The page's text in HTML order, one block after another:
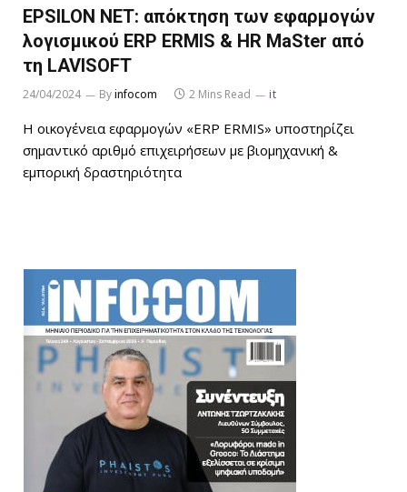
EPSILON NET: απόκτηση των εφαρμογών
λογισμικού ERP ERMIS & HR MaSter από
τη LAVISOFT
24/04/2024 Byinfocom 2 Mins Read it
Η οικογένεια εφαρμογών «ERP ERMIS» υποστηρίζει
σημαντικό αριθμό επιχειρήσεων με βιομηχανική &
εμπορική δραστηριότητα